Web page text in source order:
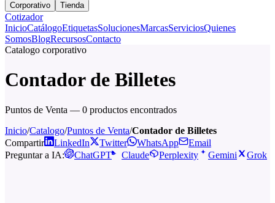
Corporativo Tienda
Cotizador
InicioCatálogoEtiquetasSolucionesMarcasServiciosQuienes
SomosBlogRecursosContacto
Catalogo corporativo
Contador de Billetes
Puntos de Venta — 0 productos encontrados
Inicio/Catalogo/Puntos de Venta/Contador de Billetes
Compartir
LinkedIn Twitter WhatsApp
Email
Preguntar a IA:
ChatGPT Claude Perplexity Gemini Grok